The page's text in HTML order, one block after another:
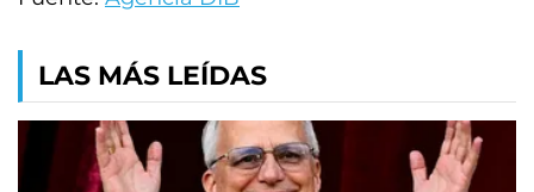
LAS MÁS LEÍDAS